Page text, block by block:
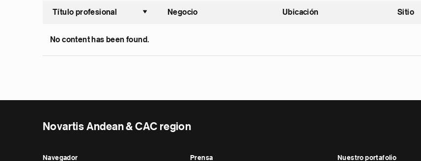
Título profesional
Ordenar ascendente
Negocio Ubicación Sitio
No content has been found.
Novartis Andean & CAC region
Navegador Prensa Nuestro portafolio